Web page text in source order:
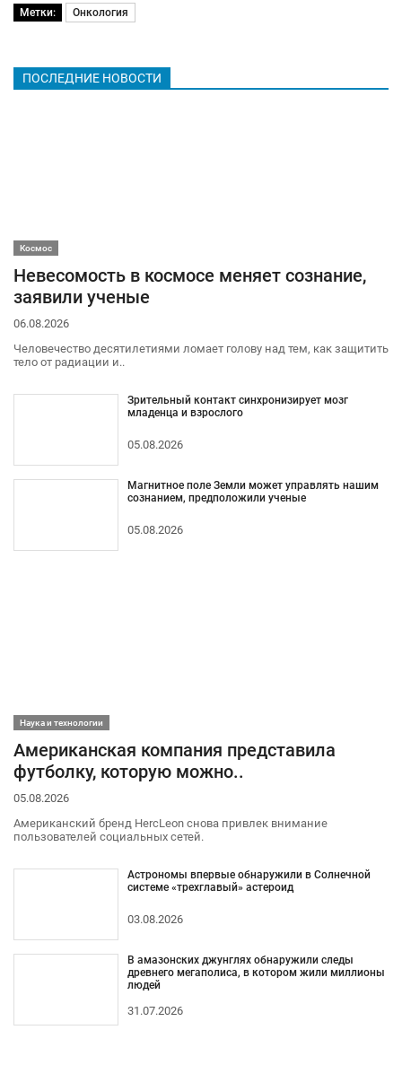
Метки: Онкология
ПОСЛЕДНИЕ НОВОСТИ
Космос
Невесомость в космосе меняет сознание,
заявили ученые
06.08.2026
Человечество десятилетиями ломает голову над тем, как защитить
тело от радиации и..
Зрительный контакт синхронизирует мозг
младенца и взрослого
05.08.2026
Магнитное поле Земли может управлять нашим
сознанием, предположили ученые
05.08.2026
Наука и технологии
Американская компания представила
футболку, которую можно..
05.08.2026
Американский бренд HercLeon снова привлек внимание
пользователей социальных сетей.
Астрономы впервые обнаружили в Солнечной
системе «трехглавый» астероид
03.08.2026
В амазонских джунглях обнаружили следы
древнего мегаполиса, в котором жили миллионы
людей
31.07.2026